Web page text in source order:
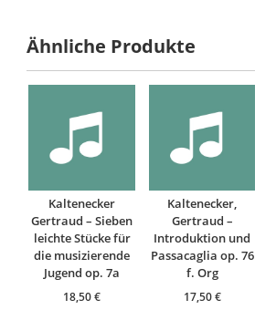
Ähnliche Produkte
Kaltenecker
Gertraud – Sieben
leichte Stücke für
die musizierende
Jugend op. 7a
18,50€
Kaltenecker,
Gertraud –
Introduktion und
Passacaglia op. 76
f. Org
17,50€